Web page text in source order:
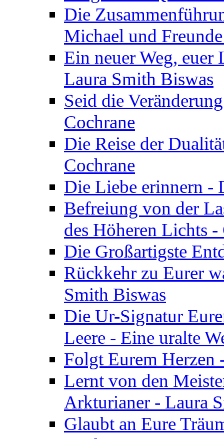
Die
Michael und
Ein neuer Weg, euer
Laura Smith Biswas
Seid die
Cochrane
Die Reise der
Cochrane
Die Liebe erinnern -
Befreiung von der
des Höheren Lichts
Die Großartigste
Rückkehr zu Eurer
Smith Biswas
Die Ur-Signatur
Leere - Eine uralte
Folgt Eurem
Lernt von den
Arkturianer - Laura
Glaubt an Eure